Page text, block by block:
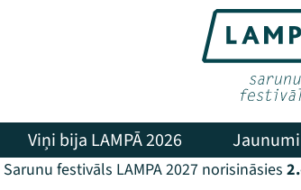
Viņi bija LAMPĀ 2026 Jaunumi
Sarunu festivāls LAMPA 2027 norisināsies